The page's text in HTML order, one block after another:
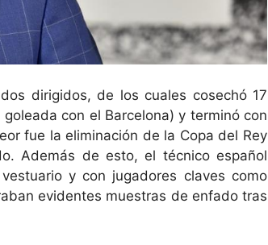
dirigidos, de los cuales cosechó 17
con el Barcelona) y terminó con
fue la eliminación de la Copa del Rey
Además de esto, el técnico español
y con jugadores claves como
evidentes muestras de enfado tras